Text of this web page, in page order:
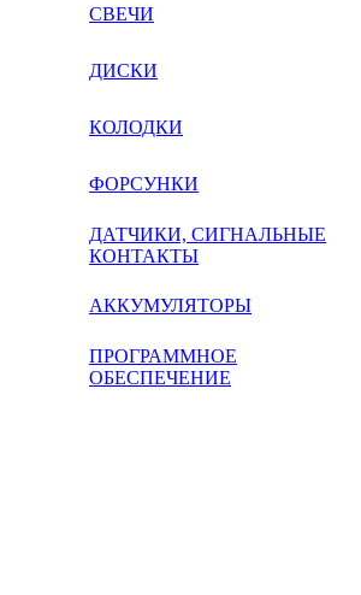
СВЕЧИ
ДИСКИ
КОЛОДКИ
ФОРСУНКИ
ДАТЧИКИ, СИГНАЛЬНЫЕ
КОНТАКТЫ
АККУМУЛЯТОРЫ
ПРОГРАММНОЕ
ОБЕСПЕЧЕНИЕ